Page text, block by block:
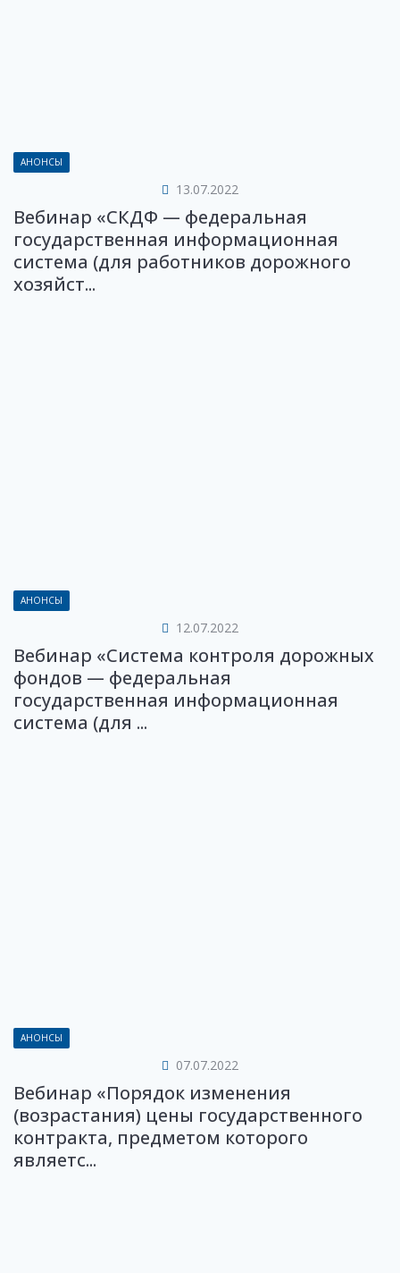
АНОНСЫ
13.07.2022
Вебинар «СКДФ — федеральная
государственная информационная
система (для работников дорожного
хозяйст...
АНОНСЫ
12.07.2022
Вебинар «Система контроля дорожных
фондов — федеральная
государственная информационная
система (для ...
АНОНСЫ
07.07.2022
Вебинар «Порядок изменения
(возрастания) цены государственного
контракта, предметом которого
являетс...